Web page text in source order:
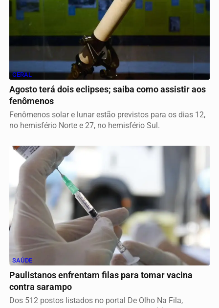
GERAL
Agosto terá dois eclipses; saiba como assistir aos
fenômenos
Fenômenos solar e lunar estão previstos para os dias 12,
no hemisfério Norte e 27, no hemisfério Sul.
SAÚDE
Paulistanos enfrentam filas para tomar vacina
contra sarampo
Dos 512 postos listados no portal De Olho Na Fila,